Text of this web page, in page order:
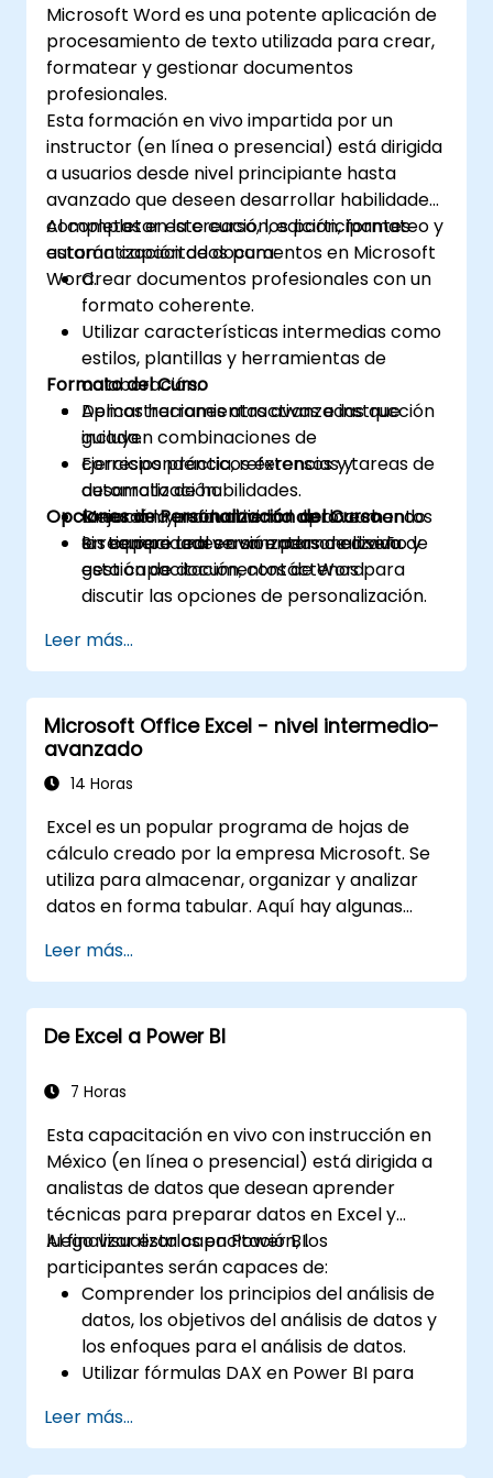
Microsoft Word es una potente aplicación de
procesamiento de texto utilizada para crear,
formatear y gestionar documentos
profesionales.
Esta formación en vivo impartida por un
instructor (en línea o presencial) está dirigida
a usuarios desde nivel principiante hasta
avanzado que deseen desarrollar habilidades
completas en la creación, edición, formateo y
automatización de documentos en Microsoft
Word.
Al completar este curso, los participantes
estarán capacitados para:
Crear documentos profesionales con un
formato coherente.
Utilizar características intermedias como
estilos, plantillas y herramientas de
colaboración.
Aplicar herramientas avanzadas que
incluyen combinaciones de
correspondencia, referencias y
automatización.
Mejorar la productividad aprovechando
las capacidades avanzadas de diseño y
gestión de documentos de Word.
Formato del Curso
Demostraciones atractivas e instrucción
guiada.
Ejercicios prácticos extensos y tareas de
desarrollo de habilidades.
Creación y refinamiento de documentos
en tiempo real en un entorno en vivo.
Opciones de Personalización del Curso
Si requiere una versión personalizada de
esta capacitación, contáctenos para
discutir las opciones de personalización.
Leer más...
Microsoft Office Excel - nivel intermedio-
avanzado
14 Horas
Excel es un popular programa de hojas de
cálculo creado por la empresa Microsoft. Se
utiliza para almacenar, organizar y analizar
datos en forma tabular. Aquí hay algunas
programa Excel: 1. Hojas de cálculo: Consiste
en hojas, donde cada hoja es una matriz
compuesta de celdas dispuestas en filas y
columnas. Permite crear múltiples hojas
organización de distintos conjuntos de datos.
diversos tipos de cálculos matemáticos,
estadísticos y lógicos mediante el uso de
fórmulas. Dispone de una amplia gama de
funciones incorporadas, como SUMA,
PROMEDIO, MAX, MIN, SI, BUSCARV, etc. 3.
Formato y apariencia de los datos: Ofrece
herramientas para dar formato a los datos,
incluyendo cambios en la fuente, color, estilo,
así como para crear gráficos, tablas
dinámicas y diagramas. 4. Ordenamiento,
filtrado y agrupación: Permite ordenar datos
Leer más...
De Excel a Power BI
7 Horas
Esta capacitación en vivo con instrucción en
México (en línea o presencial) está dirigida a
analistas de datos que desean aprender
técnicas para preparar datos en Excel y
luego visualizarlos en Power BI.
Al finalizar esta capacitación, los
participantes serán capaces de:
Comprender los principios del análisis de
datos, los objetivos del análisis de datos y
los enfoques para el análisis de datos.
Utilizar fórmulas DAX en Power BI para
Crear y utilizar visualizaciones y gráficos
para casos de análisis específicos.
Leer más...